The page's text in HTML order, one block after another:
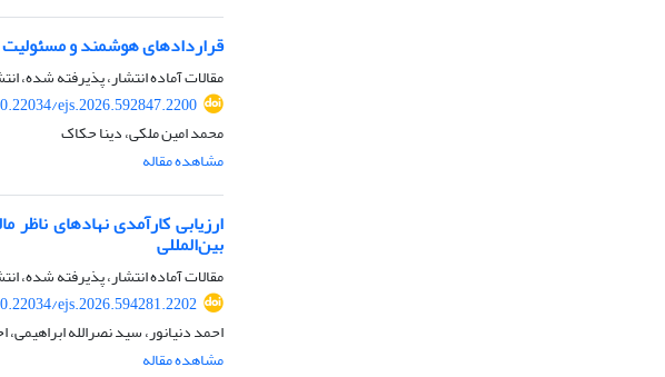
قراردادهای هوشمند و مسئولیت
مقالات آماده انتشار، پذیرفته شده،
ejs.2026.592847.2200
محمد امین ملکی، دینا حکاک
مشاهده مقاله
ارزیابی کارآمدی نهادهای
بین‌المللی
مقالات آماده انتشار، پذیرفته شده،
ejs.2026.594281.2202
احمد دنیانور، سید نصرالله ابراهیمی،
مشاهده مقاله